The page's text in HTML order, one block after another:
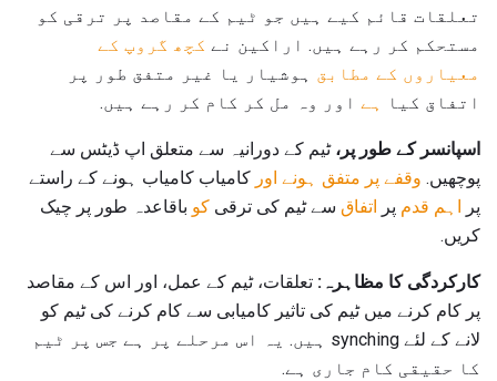
تعلقات قائم کیے ہیں جو ٹیم کے مقاصد پر ترقی کو
مستحکم کر رہے ہیں. اراکین نے کچھ گروپ کے
معیاروں کے مطابق ہوشیار یا غیر متفق طور پر
اتفاق کیا
ہے اور وہ مل کر کام کر رہے ہیں.
اسپانسر کے طور پر، ٹیم کے دورانیہ سے متعلق اپ ڈیٹس سے
پوچھیں. وقفے پر متفق ہونے اور کامیاب کامیاب ہونے کے راستے
پر
اہم قدم پر اتفاق سے ٹیم کی ترقی کو باقاعدہ طور پر چیک
کریں.
کارکردگی کا مظاہرہ: تعلقات، ٹیم کے عمل، اور اس کے مقاصد
پر کام کرنے میں ٹیم کی تاثیر کامیابی سے کام کرنے کی ٹیم کو
لانے کے لئے synching ہیں. یہ اس مرحلے پر ہے جس پر ٹیم
کا حقیقی کام جاری ہے.